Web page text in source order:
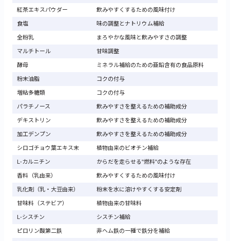
紅茶エキスパウダー 飲みやすくするための風味付け
食塩 味の調整とナトリウム補給
全粉乳 まろやかな風味と飲みやすさの調整
マルチトール 甘味調整
酵母 ミネラル補給のための亜鉛含有の食品原料
粉末油脂 コクの付与
増粘多糖類 コクの付与
パラチノース 飲みやすさを整えるための補助成分
デキストリン 飲みやすさを整えるための補助成分
加工デンプン 飲みやすさを整えるための補助成分
シロゴチョウ葉エキス末 植物由来のビオチン補給
L-カルニチン からだを走らせる"燃料"のような存在
香料（乳由来） 飲みやすくするための風味付け
乳化剤（乳・大豆由来） 粉末を水に溶けやすくする安定剤
甘味料（ステビア） 植物由来の甘味料
L-シスチン シスチン補給
ピロリン酸第二鉄 非ヘム鉄の一種で鉄分を補給